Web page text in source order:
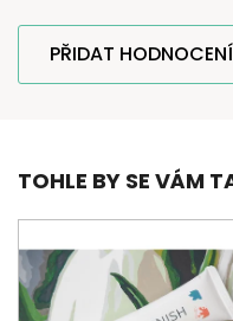
PŘIDAT HODNOCENÍ
TOHLE BY SE VÁM